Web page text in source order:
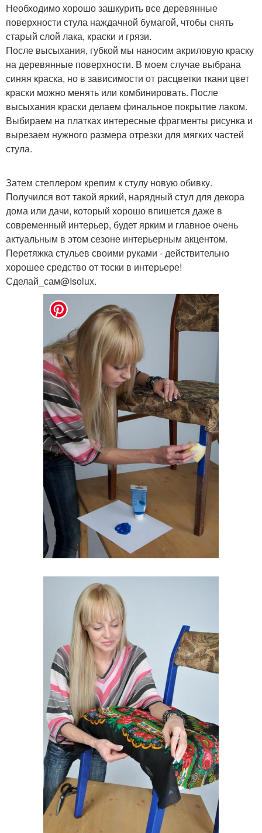
Необходимо хорошо зашкурить все деревянные
поверхности стула наждачной бумагой, чтобы снять
старый слой лака, краски и грязи.
После высыхания, губкой мы наносим акриловую краску
на деревянные поверхности. В моем случае выбрана
синяя краска, но в зависимости от расцветки ткани цвет
краски можно менять или комбинировать. После
высыхания краски делаем финальное покрытие лаком.
Выбираем на платках интересные фрагменты рисунка и
вырезаем нужного размера отрезки для мягких частей
стула.
Затем степлером крепим к стулу новую обивку.
Получился вот такой яркий, нарядный стул для декора
дома или дачи, который хорошо впишется даже в
современный интерьер, будет ярким и главное очень
актуальным в этом сезоне интерьерным акцентом.
Перетяжка стульев своими руками - действительно
хорошее средство от тоски в интерьере!
Сделай_сам@Isolux.